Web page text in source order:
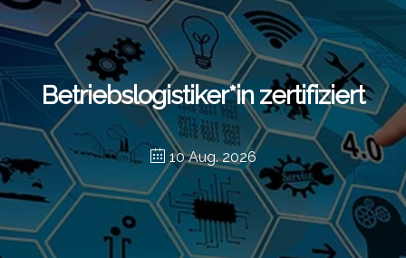
Betriebslogistiker*in zertifiziert
10 Aug. 2026